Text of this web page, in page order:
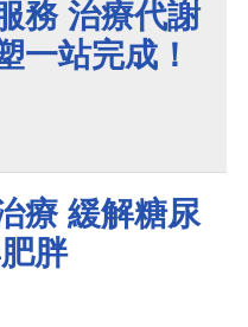
務 治療代謝
一站完成！
療 緩解糖尿
胖